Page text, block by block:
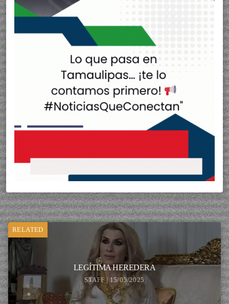
RELATED
LEGÍTIMA HEREDERA
STAFF | 15/05/2025